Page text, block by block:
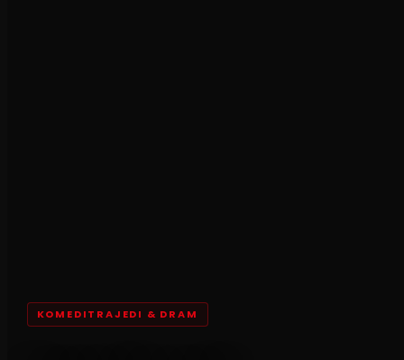
KOMEDITRAJEDI & DRAM